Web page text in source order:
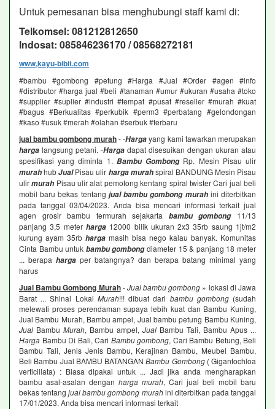
Untuk pemesanan bisa menghubungi staff kami di:
Telkomsel: 081212812650
Indosat: 085846236170 / 08568272181
www,kayu-bibit.com
#bambu #gombong #petung #Harga #Jual #Order #agen #info
#distributor #harga jual #beli #tanaman #umur #ukuran #usaha #toko
#supplier #suplier #industri #tempat #pusat #reseller #murah #kuat
#bagus #Berkualitas #perkubik #perm3 #perbatang #gelondongan
#kaso #usuk #merah #olahan #serbuk #terbaru
jual bambu gombong murah- -Hargayang kami tawarkan merupakan
harga langsung petani. -Harga dapat disesuikan dengan ukuran atau
spesifikasi yang diminta 1. Bambu GombongRp. Mesin Pisau ulir
murahhubJualPisau ulir harga murahspiral BANDUNG Mesin Pisau
ulirmurah Pisau ulir alat pemotong kentang spiral twister Cari jual beli
mobil baru bekas tentang jual bambu gombong murahini diterbitkan
pada tanggal 03/04/2023. Anda bisa mencari informasi terkait jual
agen grosir bambu termurah sejakarta bambu gombong11/13
panjang 3,5 meter harga12000 bilik ukuran 2x3 35rb saung 1jt/m2
kurung ayam 35rb harga masih bisa nego kalau banyak. Komunitas
Cinta Bambu untuk bambu gombongdiameter 15 & panjang 18 meter
... berapa harga per batangnya? dan berapa batang minimal yang
harus
Jual Bambu Gombong Murah-Jual bambu gombong » lokasi di Jawa
Barat ... Shinai Lokal Murah!!! dibuat dari bambu gombong(sudah
melewati proses perendaman supaya lebih kuat dan Bambu Kuning,
Jual Bambu Murah, Bambu ampel, Jual bambu petung Bambu Kuning,
Jual Bambu Murah, Bambu ampel, Jual Bambu Tali, Bambu Apus ...
Harga Bambu Di Bali, Cari Bambu gombong, Cari Bambu Betung, Beli
Bambu Tali, Jenis Jenis Bambu, Kerajinan Bambu, Meubel Bambu,
Beli Bambu Jual BAMBU BATANGANBambu Gombong( Gigantochloa
verticillata) : Biasa dipakai untuk ... Jadi jika anda mengharapkan
bambu asal-asalan dengan harga murah, Cari jual beli mobil baru
bekas tentangjual bambu gombong murahini diterbitkan pada tanggal
17/01/2023. Anda bisa mencari informasi terkait